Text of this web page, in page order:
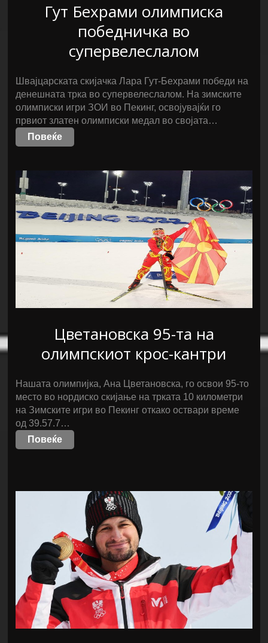
Гут Бехрами олимписка
победничка во
супервелеслалом
Швајцарската скијачка Лара Гут-Бехрами победи на
денешната трка во супервелеслалом. На зимските
олимписки игри ЗОИ во Пекинг, освојувајќи го
првиот златен олимписки медал во својата…
Повеќе
Цветановска 95-та на
олимпскиот крос-кантри
Нашата олимпијка, Ана Цветановска, го освои 95-то
место во нордиско скијање на трката 10 километри
на Зимските игри во Пекинг откако оствари време
од 39.57.7…
Повеќе